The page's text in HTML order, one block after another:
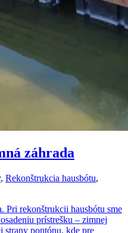
záhrada
, Rekonštrukcia hausbótu,